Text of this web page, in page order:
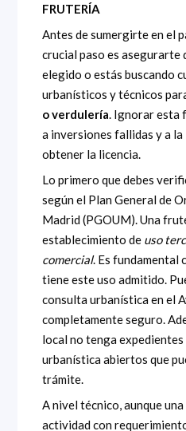
FRUTERÍA
Antes de sumergirte en el
crucial paso es asegurarte
elegido o estás buscando
urbanísticos y técnicos
o verdulería. Ignorar esta
a inversiones fallidas y a
obtener la licencia.
Lo primero que debes
según el Plan General de
Madrid (PGOUM). Una
establecimiento de uso
comercial. Es fundamental
tiene este uso admitido.
consulta urbanística en el
completamente seguro.
local no tenga
urbanística abiertos que
trámite.
A nivel técnico, aunque
actividad con